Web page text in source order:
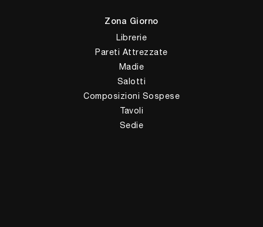
Zona Giorno
Librerie
Pareti Attrezzate
Madie
Salotti
Composizioni Sospese
Tavoli
Sedie